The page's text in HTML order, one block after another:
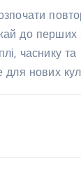
до перших
часнику та
для нових